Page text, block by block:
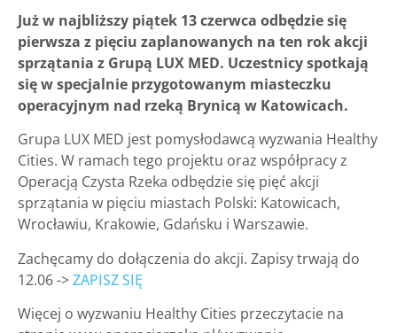
Już w najbliższy piątek 13 czerwca odbędzie się
pierwsza z pięciu zaplanowanych na ten rok akcji
sprzątania z Grupą LUX MED. Uczestnicy spotkają
się w specjalnie przygotowanym miasteczku
operacyjnym nad rzeką Brynicą w Katowicach.
Grupa LUX MED jest pomysłodawcą wyzwania Healthy
Cities. W ramach tego projektu oraz współpracy z
Operacją Czysta Rzeka odbędzie się pięć akcji
sprzątania w pięciu miastach Polski: Katowicach,
Wrocławiu, Krakowie, Gdańsku i Warszawie.
Zachęcamy do dołączenia do akcji. Zapisy trwają do
12.06 ->ZAPISZ SIĘ
Więcej o wyzwaniu Healthy Cities przeczytacie na